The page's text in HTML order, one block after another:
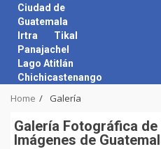
Ciudad de
Guatemala
Irtra
Tikal
Panajachel
Lago Atitlán
Chichicastenango
Home Galería
Galerí­a Fotográfica
Imágenes de